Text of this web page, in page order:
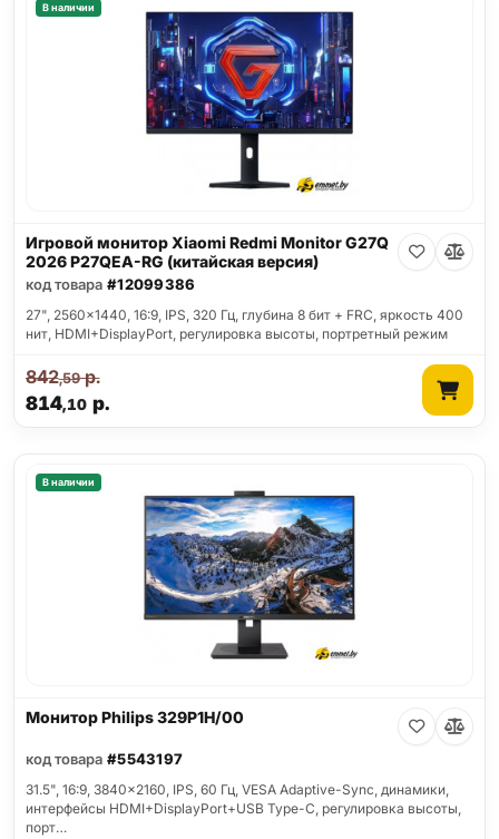
В наличии
Игровой монитор Xiaomi Redmi Monitor G27Q
2026 P27QEA-RG (китайская версия)
код товара #12099386
27", 2560x1440, 16:9, IPS, 320 Гц, глубина 8 бит + FRC, яркость 400
нит, HDMI+DisplayPort, регулировка высоты, портретный режим
814,10р.
842,59р.
В наличии
Монитор Philips 329P1H/00
код товара #5543197
31.5", 16:9, 3840x2160, IPS, 60 Гц, VESA Adaptive-Sync, динамики,
интерфейсы HDMI+DisplayPort+USB Type-C, регулировка высоты,
порт…